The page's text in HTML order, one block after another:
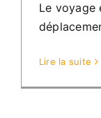
Le voyage
Lire la suite